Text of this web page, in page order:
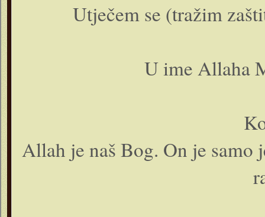
Utječem se (tražim
U ime Allaha
Allah je naš Bog. On je